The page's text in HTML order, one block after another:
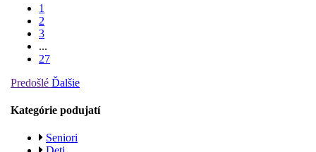
1
2
3
...
27
Predošlé Ďalšie
Kategórie podujatí
Seniori